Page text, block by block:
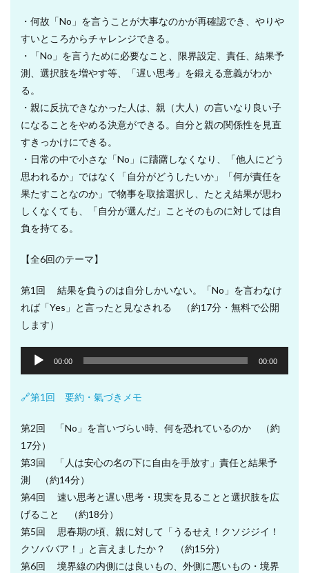
・何故「No」を言うことが大事なのかが再確認でき、やりや
すいところからチャレンジできる。
・「No」を言うために必要なこと、限界設定、責任、結果予
測、選択肢を増やす等、「遅い思考」を鍛える意義がわか
る。
・親に反抗できなかった人は、親（大人）の言いなり良い子
になることをやめる決意ができる。自分と親の関係性を見直
すきっかけにできる。
・日常の中で小さな「No」に躊躇しなくなり、「他人にどう
思われるか」ではなく「自分がどうしたいか」「何が責任を
果たすことなのか」で物事を取捨選択し、たとえ結果が思わ
しくなくても、「自分が選んだ」ことそのものに対しては自
負を持てる。
【全6回のテーマ】
第1回 結果を負うのは自分しかいない。「No」を言わなけ
れば「Yes」と言ったと見なされる （約17分・無料で公開
します）
声
プ
ー
ヤ
ー
00:00 00:00
🔗第1回 要約・氣づきメモ
第2回 「No」を言いづらい時、何を恐れているのか （約
17分）
第3回 「人は安心の名の下に自由を手放す」責任と結果予
測 （約14分）
第4回 速い思考と遅い思考・現実を見ることと選択肢を広
げること （約18分）
第5回 思春期の頃、親に対して「うるせえ！クソジジイ！
クソババア！」と言えましたか？ （約15分）
第6回 境界線の内側には良いもの、外側に悪いもの・境界